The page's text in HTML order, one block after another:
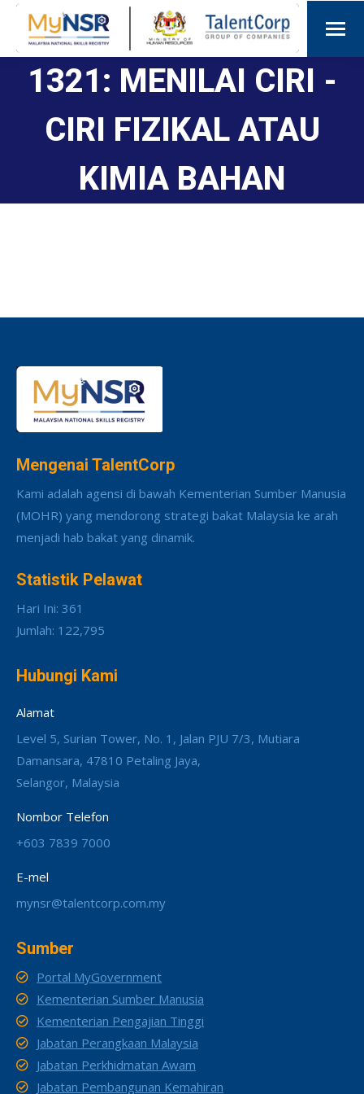
1321: MENILAI CIRI -
CIRI FIZIKAL ATAU
KIMIA BAHAN
Mengenai TalentCorp
Kami adalah agensi di bawah Kementerian Sumber Manusia
(MOHR) yang mendorong strategi bakat Malaysia ke arah
menjadi hab bakat yang dinamik.
Statistik Pelawat
Hari Ini: 361
Jumlah: 122,795
Hubungi Kami
Alamat
Level 5, Surian Tower, No. 1, Jalan PJU 7/3, Mutiara
Damansara, 47810 Petaling Jaya,
Selangor, Malaysia
Nombor Telefon
+603 7839 7000
E-mel
mynsr@talentcorp.com.my
Sumber
Portal MyGovernment
Kementerian Sumber Manusia
Kementerian Pengajian Tinggi
Jabatan Perangkaan Malaysia
Jabatan Perkhidmatan Awam
Jabatan Pembangunan Kemahiran